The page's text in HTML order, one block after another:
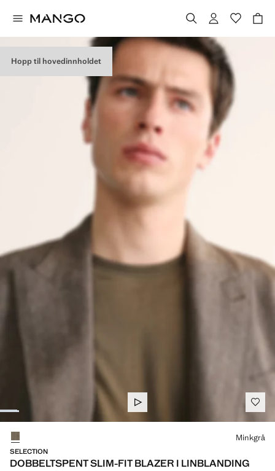
Hopp til hovedinnholdet
SELECTION
DOBBELTSPENT SLIM-FIT BLAZER I LINBLANDING
Velg en farge
Minkgrå